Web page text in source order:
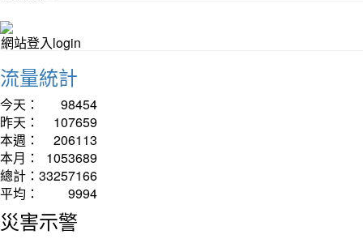
網站登入login
流量統計
今天：
98454
昨天：
107659
本週：
206113
本月：
1053689
總計： 33257166
平均：
9994
災害示警